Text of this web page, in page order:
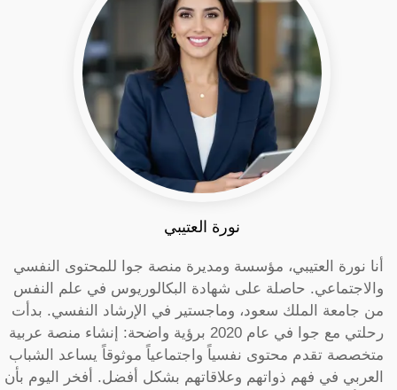
نورة العتيبي
أنا نورة العتيبي، مؤسسة ومديرة منصة جوا للمحتوى النفسي
والاجتماعي. حاصلة على شهادة البكالوريوس في علم النفس
من جامعة الملك سعود، وماجستير في الإرشاد النفسي. بدأت
رحلتي مع جوا في عام 2020 برؤية واضحة: إنشاء منصة عربية
متخصصة تقدم محتوى نفسياً واجتماعياً موثوقاً يساعد الشباب
العربي في فهم ذواتهم وعلاقاتهم بشكل أفضل. أفخر اليوم بأن